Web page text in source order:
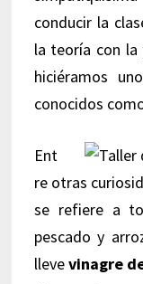
conducir la
la teoría con la
hiciéramos
conocidos
Ent
re otras
se refiere a
pescado y
llevevinagre